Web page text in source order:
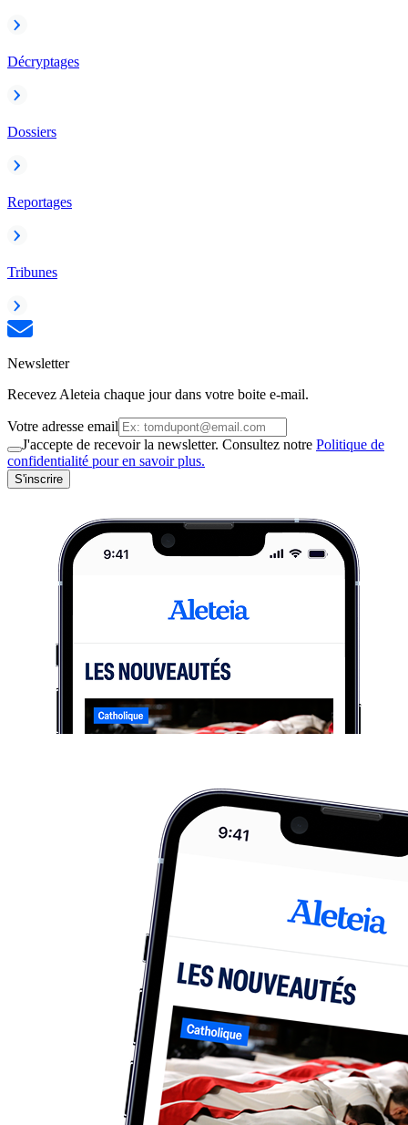
Décryptages
Dossiers
Reportages
Tribunes
Newsletter
Recevez Aleteia chaque jour dans votre boite e-mail.
Votre adresse email
J'accepte de recevoir la newsletter. Consultez notre Politique de
confidentialité pour en savoir plus.
S'inscrire